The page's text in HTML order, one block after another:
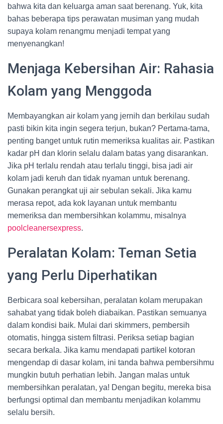
bahwa kita dan keluarga aman saat berenang. Yuk, kita
bahas beberapa tips perawatan musiman yang mudah
supaya kolam renangmu menjadi tempat yang
menyenangkan!
Menjaga Kebersihan Air: Rahasia
Kolam yang Menggoda
Membayangkan air kolam yang jernih dan berkilau sudah
pasti bikin kita ingin segera terjun, bukan? Pertama-tama,
penting banget untuk rutin memeriksa kualitas air. Pastikan
kadar pH dan klorin selalu dalam batas yang disarankan.
Jika pH terlalu rendah atau terlalu tinggi, bisa jadi air
kolam jadi keruh dan tidak nyaman untuk berenang.
Gunakan perangkat uji air sebulan sekali. Jika kamu
merasa repot, ada kok layanan untuk membantu
memeriksa dan membersihkan kolammu, misalnya
poolcleanersexpress.
Peralatan Kolam: Teman Setia
yang Perlu Diperhatikan
Berbicara soal kebersihan, peralatan kolam merupakan
sahabat yang tidak boleh diabaikan. Pastikan semuanya
dalam kondisi baik. Mulai dari skimmers, pembersih
otomatis, hingga sistem filtrasi. Periksa setiap bagian
secara berkala. Jika kamu mendapati partikel kotoran
mengendap di dasar kolam, ini tanda bahwa pembersihmu
mungkin butuh perhatian lebih. Jangan malas untuk
membersihkan peralatan, ya! Dengan begitu, mereka bisa
berfungsi optimal dan membantu menjadikan kolammu
selalu bersih.